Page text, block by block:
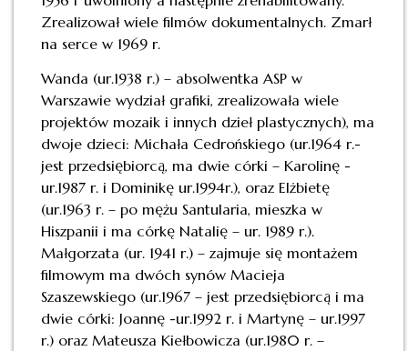
Zrealizował wiele filmów dokumentalnych. Zmarł
na serce w 1969 r.
Wanda (ur.1938 r.) – absolwentka ASP w
Warszawie wydział grafiki, zrealizowała wiele
projektów mozaik i innych dzieł plastycznych), ma
dwoje dzieci: Michała Cedrońskiego (ur.1964 r.-
jest przedsiębiorcą, ma dwie córki – Karolinę -
ur.1987 r. i Dominikę ur.1994r.), oraz Elżbietę
(ur.1963 r. – po mężu Santularia, mieszka w
Hiszpanii i ma córkę Natalię – ur. 1989 r.).
Małgorzata (ur. 1941 r.) – zajmuje się montażem
filmowym ma dwóch synów Macieja
Szaszewskiego (ur.1967 – jest przedsiębiorcą i ma
dwie córki: Joannę -ur.1992 r. i Martynę – ur.1997
r.) oraz Mateusza Kiełbowicza (ur.1980 r. –